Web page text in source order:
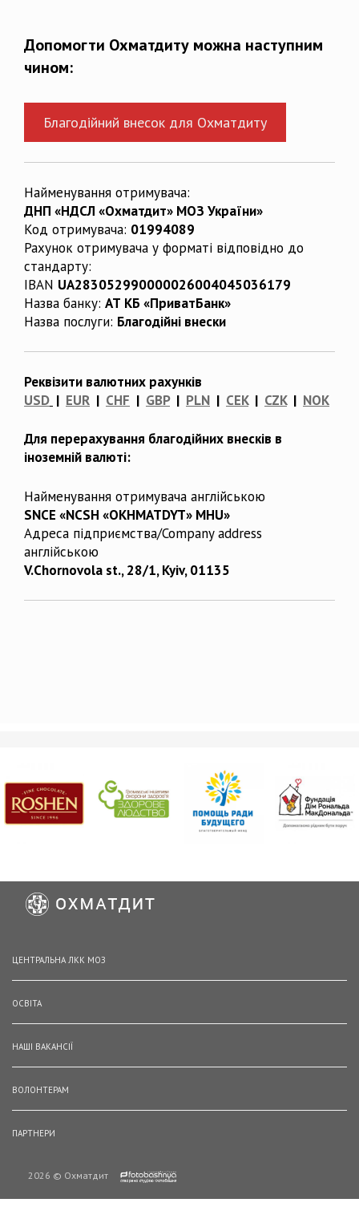
Допомогти Охматдиту можна наступним
чином:
Благодійний внесок для Охматдиту
Найменування отримувача:
ДНП «НДСЛ «Охматдит» МОЗ України»
Код отримувача: 01994089
Рахунок отримувача у форматі відповідно до
стандарту:
IBAN UA283052990000026004045036179
Назва банку: АТ КБ «ПриватБанк»
Назва послуги: Благодійні внески
Реквізити валютних рахунків
USD | EUR | CHF | GBP| PLN | CEK| CZK| NOK
Для перерахування благодійних внесків в
іноземній валюті:
Найменування отримувача англійською
SNCE «NCSH «OKHMATDYT» MHU»
Адреса підприємства/Company address
англійською
V.Chornovola st., 28/1, Kyiv, 01135
ЦЕНТРАЛЬНА ЛКК МОЗ
ОСВІТА
НАШІ ВАКАНСІЇ
ВОЛОНТЕРАМ
ПАРТНЕРИ
2026 © Охматдит